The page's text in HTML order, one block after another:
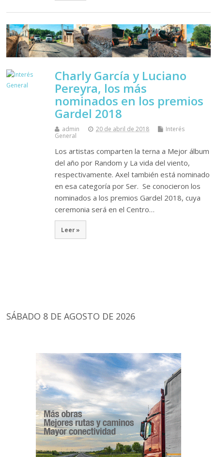
Charly García y Luciano
Pereyra, los más
nominados en los premios
Gardel 2018
admin 20 de abril de 2018
Interés
General
Los artistas comparten la terna a Mejor álbum
del año por Random y La vida del viento,
respectivamente. Axel también está nominado
en esa categoría por Ser. Se conocieron los
nominados a los premios Gardel 2018, cuya
ceremonia será en el Centro…
Leer »
SÁBADO 8 DE AGOSTO DE 2026